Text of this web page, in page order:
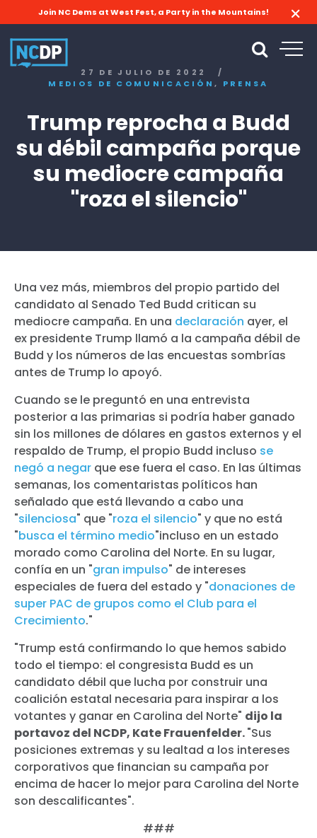
Join NC Dems at West Fest, a Party in the Mountains!
27 DE JULIO DE 2022
/
MEDIOS DE COMUNICACIÓN, PRENSA
Trump reprocha a Budd
su débil campaña porque
su mediocre campaña
"roza el silencio"
Una vez más, miembros del propio partido del
candidato al Senado Ted Budd critican su
mediocre campaña. En una declaración ayer, el
ex presidente Trump llamó a la campaña débil de
Budd y los números de las encuestas sombrías
antes de Trump lo apoyó.
Cuando se le preguntó en una entrevista
posterior a las primarias si podría haber ganado
sin los millones de dólares en gastos externos y el
respaldo de Trump, el propio Budd incluso se
negó a negar que ese fuera el caso. En las últimas
semanas, los comentaristas políticos han
señalado que está llevando a cabo una
"silenciosa" que "roza el silencio" y que no está
"busca el término medio"incluso en un estado
morado como Carolina del Norte. En su lugar,
confía en un "gran impulso" de intereses
especiales de fuera del estado y "donaciones de
super PAC de grupos como el Club para el
Crecimiento."
"Trump está confirmando lo que hemos sabido
todo el tiempo: el congresista Budd es un
candidato débil que lucha por construir una
coalición estatal necesaria para inspirar a los
votantes y ganar en Carolina del Norte" dijo la
portavoz del NCDP, Kate Frauenfelder."Sus
posiciones extremas y su lealtad a los intereses
corporativos que financian su campaña por
encima de hacer lo mejor para Carolina del Norte
son descalificantes".
###